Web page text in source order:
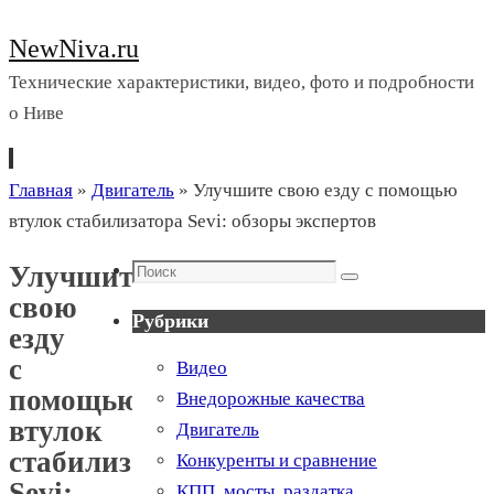
NewNiva.ru
Технические характеристики, видео, фото и подробности
о Ниве
Перейти
к
Главная » Двигатель » Улучшите свою езду с помощью
втулок стабилизатора Sevi: обзоры экспертов
Улучшите
свою
езду
с
помощью
втулок
стабилизатора
Поиск
Поиск
Рубрики
Видео
Внедорожные качества
Двигатель
Конкуренты и сравнение